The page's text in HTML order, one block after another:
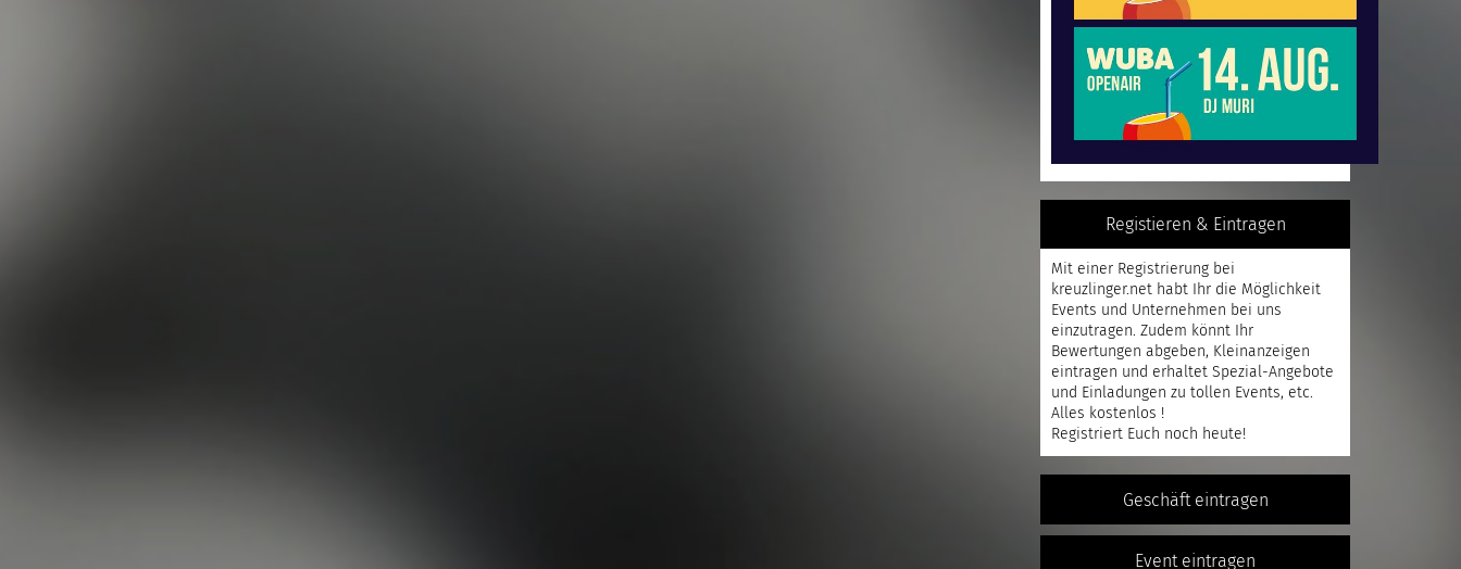
Registieren & Eintragen
Mit einer Registrierung bei
kreuzlinger.net habt Ihr die Möglichkeit
Events und Unternehmen bei uns
einzutragen. Zudem könnt Ihr
Bewertungen abgeben, Kleinanzeigen
eintragen und erhaltet Spezial-Angebote
und Einladungen zu tollen Events, etc.
Alles kostenlos !
Registriert Euch noch heute!
Geschäft eintragen
Event eintragen